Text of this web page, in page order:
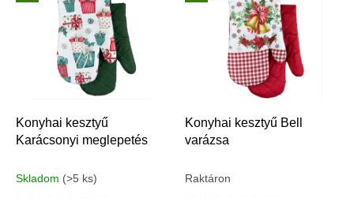
Konyhai kesztyű
Karácsonyi meglepetés
Skladom (>5 ks)
Konyhai kesztyű Bell
varázsa
Raktáron